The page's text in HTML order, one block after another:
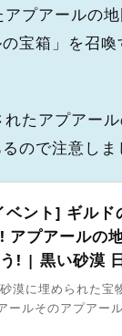
アプアールの
宝箱」を召喚
たアプアー
ので注意しま
ベント] ギルド
アプアールの
! | 黒い砂漠
漠に埋められた宝
ールそのアプアー